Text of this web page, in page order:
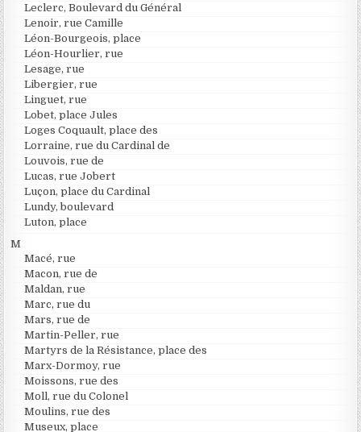
Leclerc, Boulevard du Général
Lenoir, rue Camille
Léon-Bourgeois, place
Léon-Hourlier, rue
Lesage, rue
Libergier, rue
Linguet, rue
Lobet, place Jules
Loges Coquault, place des
Lorraine, rue du Cardinal de
Louvois, rue de
Lucas, rue Jobert
Luçon, place du Cardinal
Lundy, boulevard
Luton, place
M
Macé, rue
Macon, rue de
Maldan, rue
Marc, rue du
Mars, rue de
Martin-Peller, rue
Martyrs de la Résistance, place des
Marx-Dormoy, rue
Moissons, rue des
Moll, rue du Colonel
Moulins, rue des
Museux, place